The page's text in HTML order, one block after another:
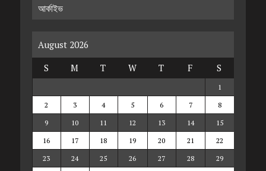
আর্কাইভ
August 2026
S
M T W T F S
1
2
3 4 5 6 7
8
9
10 11 12 13 14
15
16
17 18 19 20 21
22
23
24 25 26 27 28
29